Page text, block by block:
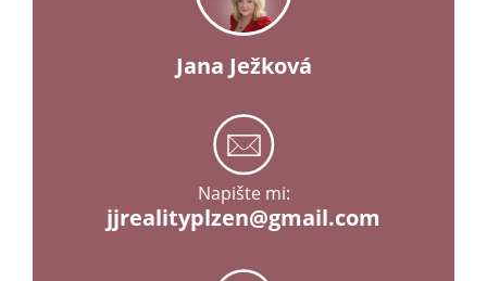
Jana Ježková
Napište mi:
jjrealityplzen@gmail.com